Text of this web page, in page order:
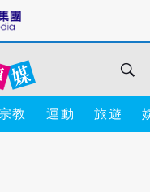
教 運動 旅遊